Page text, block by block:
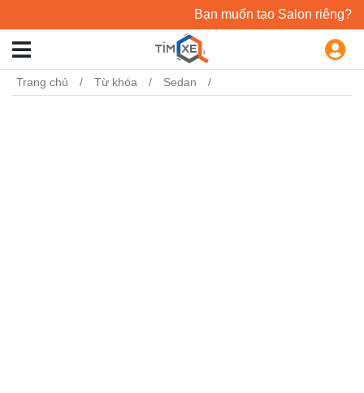
Bạn muốn tạo Salon riêng?
Trang chủ Từ khóa Sedan